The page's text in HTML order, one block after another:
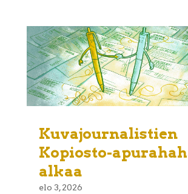
Kuvajournalistien
Kopiosto-
alkaa
elo 3, 2026